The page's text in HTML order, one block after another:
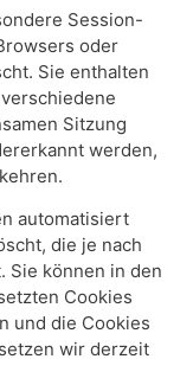
Session-
oder
Sie enthalten
Sitzung
werden,
automatisiert
die je nach
Sie können in den
Cookies
und die Cookies
wir derzeit